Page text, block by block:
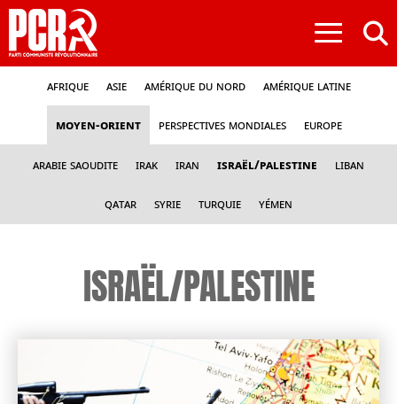
≡
Afrique Asie Amérique du nord Amérique latine
Moyen-Orient Perspectives mondiales Europe
Arabie Saoudite Irak Iran Israël/Palestine Liban
Qatar Syrie Turquie Yémen
ISRAËL/PALESTINE